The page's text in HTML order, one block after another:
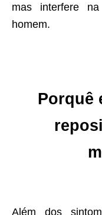
mas interfere
homem.
Porquê
Além dos